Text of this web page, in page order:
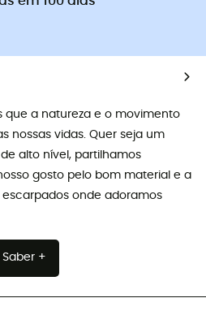
que a natureza e o movimento
nossas vidas. Quer seja um
alto nível, partilhamos
gosto pelo bom material e a
escarpados onde adoramos
Saber +